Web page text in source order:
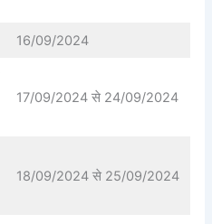
16/09/2024
17/09/2024 से 24/09/2024
18/09/2024 से 25/09/2024